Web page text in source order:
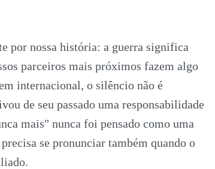
por nossa história: a guerra significa
parceiros mais próximos fazem algo
internacional, o silêncio não é
de seu passado uma responsabilidade
mais" nunca foi pensado como uma
se pronunciar também quando o